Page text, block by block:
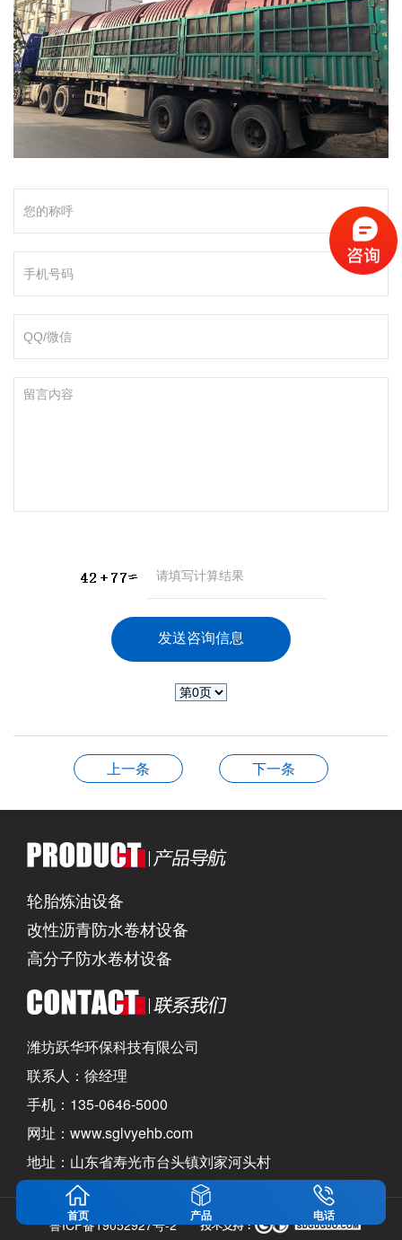
上一条 下一条
轮胎炼油设备
改性沥青防水卷材设备
高分子防水卷材设备
潍坊跃华环保科技有限公司
联系人：徐经理
手机：135-0646-5000
网址：www.sglvyehb.com
地址：山东省寿光市台头镇刘家河头村
鲁ICP备19052927号-2
首页 产品 电话